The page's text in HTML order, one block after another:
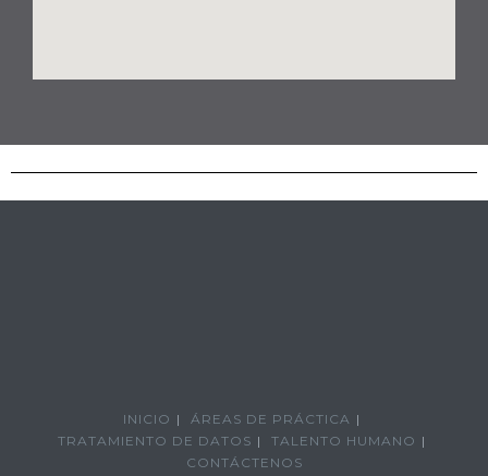
INICIO
ÁREAS DE PRÁCTICA
TRATAMIENTO DE DATOS
TALENTO HUMANO
CONTÁCTENOS